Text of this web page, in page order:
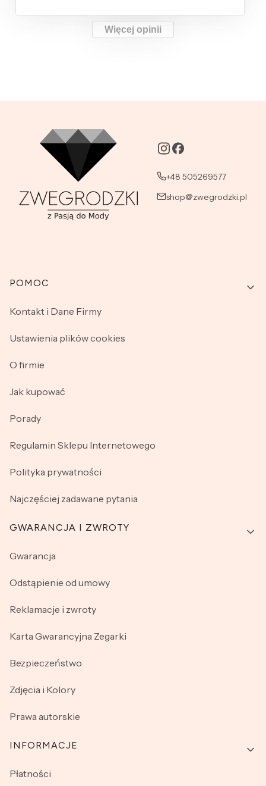
Więcej opinii
+48 505269577
shop@zwegrodzki.pl
Linki w stopce
POMOC
Kontakt i Dane Firmy
Ustawienia plików cookies
O firmie
Jak kupować
Porady
Regulamin Sklepu Internetowego
Polityka prywatności
Najczęściej zadawane pytania
GWARANCJA I ZWROTY
Gwarancja
Odstąpienie od umowy
Reklamacje i zwroty
Karta Gwarancyjna Zegarki
Bezpieczeństwo
Zdjęcia i Kolory
Prawa autorskie
INFORMACJE
Płatności